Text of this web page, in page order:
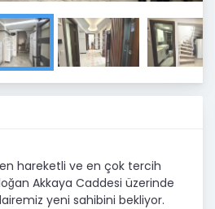
en hareketli ve en çok tercih
Akkaya Caddesi üzerinde
yeni sahibini bekliyor.